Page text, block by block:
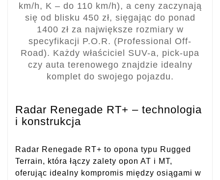
km/h, K – do 110 km/h), a ceny zaczynają
się od blisku 450 zł, sięgając do ponad
1400 zł za największe rozmiary w
specyfikacji P.O.R. (Professional Off-
Road). Każdy właściciel SUV-a, pick-upa
czy auta terenowego znajdzie idealny
komplet do swojego pojazdu.
Radar Renegade RT+ – technologia
i konstrukcja
Radar Renegade RT+ to opona typu Rugged
Terrain, która łączy zalety opon AT i MT,
oferując idealny kompromis między osiągami w